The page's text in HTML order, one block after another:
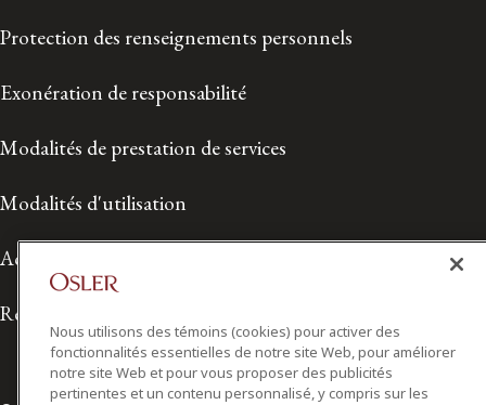
Protection des renseignements personnels
Exonération de responsabilité
Modalités de prestation de services
Modalités d'utilisation
Accessibilité
Relations avec les médias
Nous utilisons des témoins (cookies) pour activer des
fonctionnalités essentielles de notre site Web, pour améliorer
notre site Web et pour vous proposer des publicités
pertinentes et un contenu personnalisé, y compris sur les